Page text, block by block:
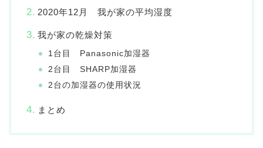
2020年12月 我が家の平均湿度
我が家の乾燥対策
1台目 Panasonic加湿器
2台目 SHARP加湿器
2台の加湿器の使用状況
まとめ